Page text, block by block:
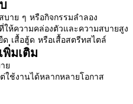
บาย ๆ หรือกิจกรรมลำลอง
ให้ความคล่องตัวและความสบายสูง
เสื้อฮู้ด หรือเสื้อสตรีทสไตล์
พิ่มเติม
ย
ใช้งานได้หลากหลายโอกาส